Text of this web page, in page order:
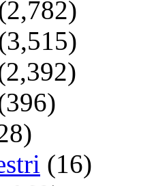
(16)